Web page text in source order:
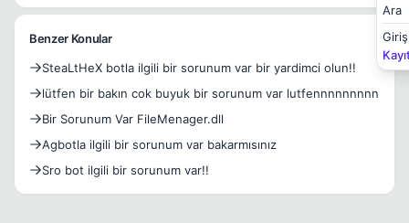
Ara
Giriş
Benzer Konular
SteaLtHeX botla ilgili bir sorunum var bir yardimci olun!!
lütfen bir bakın cok buyuk bir sorunum var lutfennnnnnnnn
Bir Sorunum Var FileMenager.dll
Agbotla ilgili bir sorunum var bakarmısınız
Sro bot ilgili bir sorunum var!!